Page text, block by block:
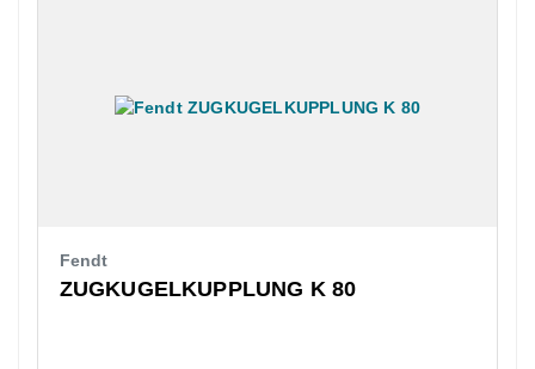
Fendt
ZUGKUGELKUPPLUNG K 80